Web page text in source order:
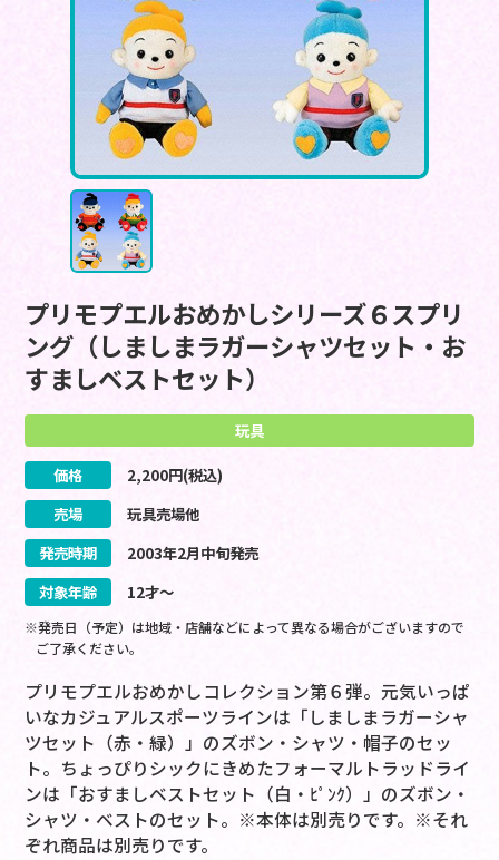
プリモプエルおめかしシリーズ６スプリ
ング（しましまラガーシャツセット・お
すましベストセット）
玩具
価格 2,200円(税込)
売場
玩具売場他
発売時期
2003年2月中旬発売
対象年齢
12才～
※発売日（予定）は地域・店舗などによって異なる場合がございますので
ご了承ください。
プリモプエルおめかしコレクション第６弾。元気いっぱ
いなカジュアルスポーツラインは「しましまラガーシャ
ツセット（赤・緑）」のズボン・シャツ・帽子のセッ
ト。ちょっぴりシックにきめたフォーマルトラッドライ
ンは「おすましベストセット（白・ﾋﾟﾝｸ）」のズボン・
シャツ・ベストのセット。※本体は別売りです。※それ
ぞれ商品は別売りです。